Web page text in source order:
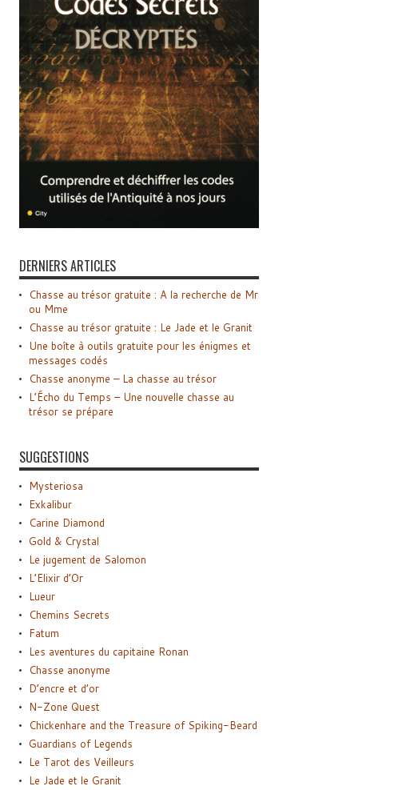
DERNIERS ARTICLES
Chasse au trésor gratuite : A la recherche de Mr
ou Mme
Chasse au trésor gratuite : Le Jade et le Granit
Une boîte à outils gratuite pour les énigmes et
messages codés
Chasse anonyme – La chasse au trésor
L’Écho du Temps – Une nouvelle chasse au
trésor se prépare
SUGGESTIONS
Mysteriosa
Exkalibur
Carine Diamond
Gold & Crystal
Le jugement de Salomon
L’Elixir d’Or
Lueur
Chemins Secrets
Fatum
Les aventures du capitaine Ronan
Chasse anonyme
D’encre et d’or
N-Zone Quest
Chickenhare and the Treasure of Spiking-Beard
Guardians of Legends
Le Tarot des Veilleurs
Le Jade et le Granit